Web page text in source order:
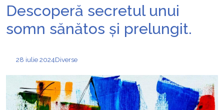
Descoperă secretul unui
somn sănătos și prelungit.
28 iulie 2024Diverse